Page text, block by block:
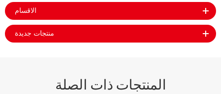
الاقسام
منتجات جديدة
المنتجات ذات الصلة